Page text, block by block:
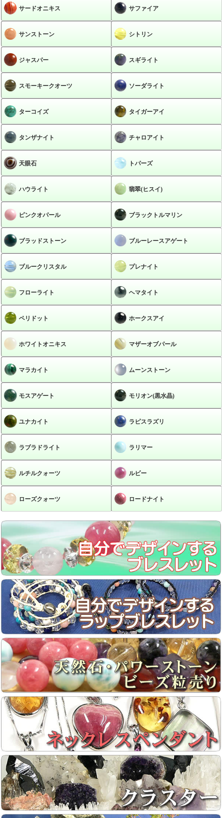
サードオニキス サファイア
サンストーン シトリン
ジャスパー スギライト
スモーキークオーツ ソーダライト
ターコイズ タイガーアイ
タンザナイト チャロアイト
天眼石 トパーズ
ハウライト 翡翠(ヒスイ)
ピンクオパール ブラックトルマリン
ブラッドストーン ブルーレースアゲート
ブルークリスタル プレナイト
フローライト ヘマタイト
ペリドット ホークスアイ
ホワイトオニキス マザーオブパール
マラカイト ムーンストーン
モスアゲート モリオン(黒水晶)
ユナカイト ラピスラズリ
ラブラドライト ラリマー
ルチルクォーツ ルビー
ローズクォーツ ロードナイト